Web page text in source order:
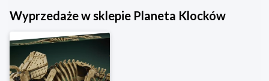
Wyprzedaże w sklepie Planeta Klocków